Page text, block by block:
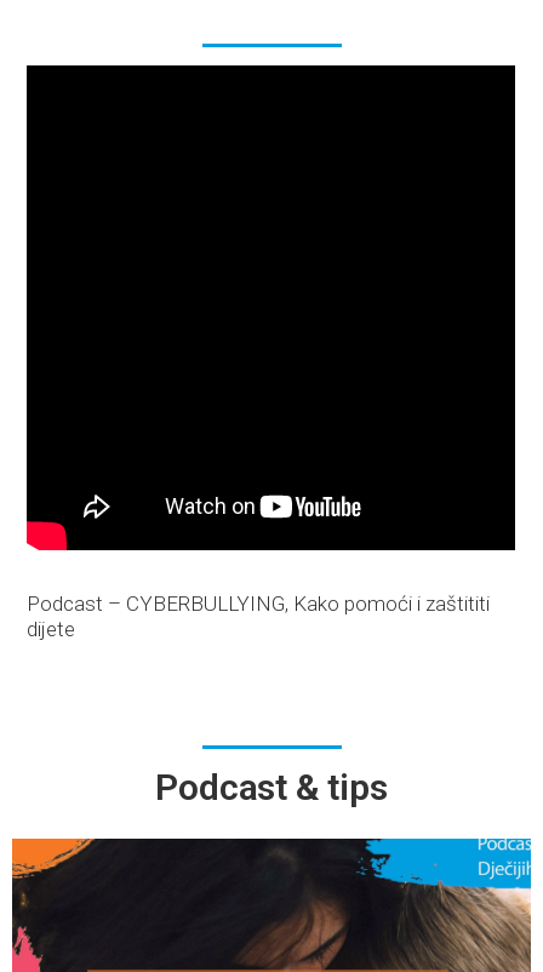
Podcast – CYBERBULLYING, Kako pomoći i zaštititi
dijete
Podcast & tips